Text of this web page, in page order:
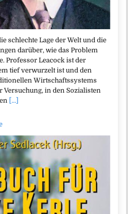
schlechte Lage der Welt und die
darüber, wie das Problem
Professor Leacock ist der
tief verwurzelt ist und den
Wirtschaftssystems
Versuchung, in den Sozialisten
[...]